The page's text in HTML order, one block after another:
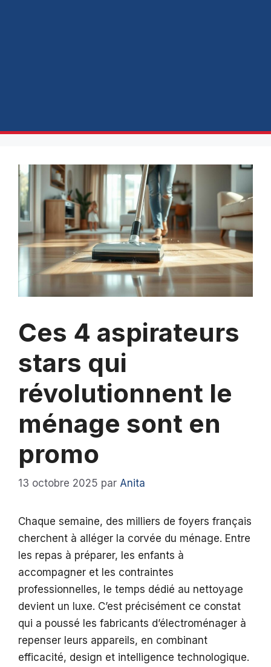
Ces 4 aspirateurs
stars qui
révolutionnent le
ménage sont en
promo
13 octobre 2025 par Anita
Chaque semaine, des milliers de foyers français
cherchent à alléger la corvée du ménage. Entre
les repas à préparer, les enfants à
accompagner et les contraintes
professionnelles, le temps dédié au nettoyage
devient un luxe. C’est précisément ce constat
qui a poussé les fabricants d’électroménager à
repenser leurs appareils, en combinant
efficacité, design et intelligence technologique.